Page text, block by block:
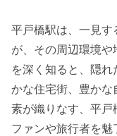
平戸橋駅は、一見す
が、その周辺環境や
を深く知ると、隠
かな住宅街、豊かな
素が織りなす、平戸
ファンや旅行者を